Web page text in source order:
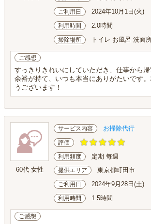
ご利用日 2024年10月1日(火)
利用時間 2.0時間
掃除場所 トイレ お風呂 洗面
ご感想
すっきりきれいにしていただき、仕事から
余裕が持て、いつも本当にありがたいです
うございます！
60代 女性
サービス内容 お掃除代行
評価
利用頻度 定期 毎週
提供エリア 東京都町田市
ご利用日 2024年9月28日(土)
利用時間 1.5時間
ご感想